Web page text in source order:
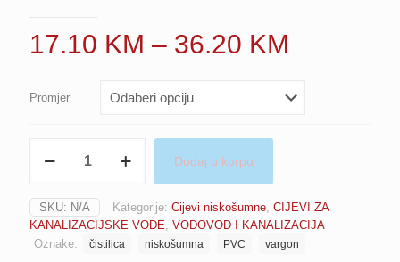
17.10 KM – 36.20 KM
17.10
Promjer
niskošumna
VARGON
količina
Dodaj u korpu
SKU: N/A Kategorije: Cijevi niskošumne, CIJEVI ZA
KANALIZACIJSKE VODE, VODOVOD I KANALIZACIJA
Oznake:
čistilica niskošumna PVC vargon